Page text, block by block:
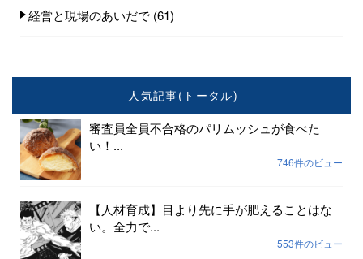
経営と現場のあいだで (61)
人気記事(トータル)
審査員全員不合格のパリムッシュが食べた
い！...
746件のビュー
【人材育成】目より先に手が肥えることはな
い。全力で...
553件のビュー